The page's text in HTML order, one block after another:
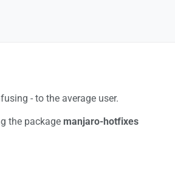
- to the average user.
the package manjaro-hotfixes